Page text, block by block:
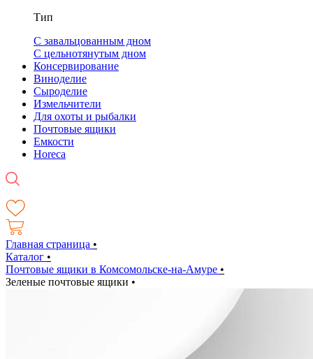
Тип
С завальцованным дном
С цельнотянутым дном
Консервирование
Виноделие
Сыроделие
Измельчители
Для охоты и рыбалки
Почтовые ящики
Емкости
Horeca
Главная страница •
Каталог •
Почтовые ящики в Комсомольске-на-Амуре •
Зеленые почтовые ящики •